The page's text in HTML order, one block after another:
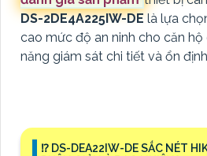
DS-2DE4A225IW-DElà lựa
cao mức độ an ninh cho căn hộ
năng giám sát chi tiết và ổn
⁉️ DS-DEA22IW-DE SẮC NÉT